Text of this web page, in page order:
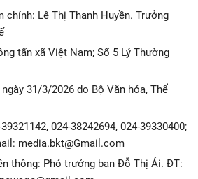
chính: Lê Thị Thanh Huyền. Trưởng
tấn xã Việt Nam; Số 5 Lý Thường
31/3/2026 do Bộ Văn hóa, Thể
024-38242694, 024-39330400;
media.bkt@Gmail.com
thông: Phó trưởng ban Đỗ Thị Ái. ĐT: